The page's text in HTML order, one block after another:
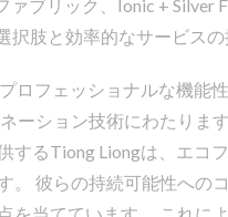
ブリック、Ionic + Silver
肢と効率的なサービスの
ロフェッショナルな機能
ーション技術にわたりま
るTiong Liongは、エコ
彼らの持続可能性への